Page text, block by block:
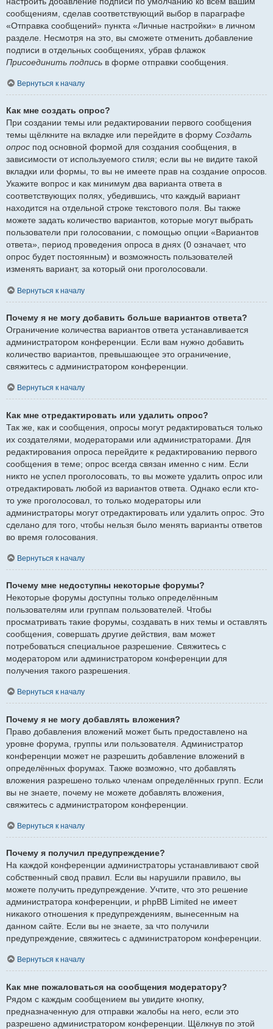
сообщениям, сделав соответствующий выбор в параграфе
«Отправка сообщений» пункта «Личные настройки» в личном
разделе. Несмотря на это, вы сможете отменить добавление
подписи в отдельных сообщениях, убрав флажок
Присоединить подпись в форме отправки сообщения.
Вернуться к началу
Как мне создать опрос?
При создании темы или редактировании первого сообщения
темы щёлкните на вкладке или перейдите в форму Создать
опрос под основной формой для создания сообщения, в
зависимости от используемого стиля; если вы не видите такой
вкладки или формы, то вы не имеете прав на создание опросов.
Укажите вопрос и как минимум два варианта ответа в
соответствующих полях, убедившись, что каждый вариант
находится на отдельной строке текстового поля. Вы также
можете задать количество вариантов, которые могут выбрать
пользователи при голосовании, с помощью опции «Вариантов
ответа», период проведения опроса в днях (0 означает, что
опрос будет постоянным) и возможность пользователей
изменять вариант, за который они проголосовали.
Вернуться к началу
Почему я не могу добавить больше вариантов ответа?
Ограничение количества вариантов ответа устанавливается
администратором конференции. Если вам нужно добавить
количество вариантов, превышающее это ограничение,
свяжитесь с администратором конференции.
Вернуться к началу
Как мне отредактировать или удалить опрос?
Так же, как и сообщения, опросы могут редактироваться только
их создателями, модераторами или администраторами. Для
редактирования опроса перейдите к редактированию первого
сообщения в теме; опрос всегда связан именно с ним. Если
никто не успел проголосовать, то вы можете удалить опрос или
отредактировать любой из вариантов ответа. Однако если кто-
то уже проголосовал, то только модераторы или
администраторы могут отредактировать или удалить опрос. Это
сделано для того, чтобы нельзя было менять варианты ответов
во время голосования.
Вернуться к началу
Почему мне недоступны некоторые форумы?
Некоторые форумы доступны только определённым
пользователям или группам пользователей. Чтобы
просматривать такие форумы, создавать в них темы и оставлять
сообщения, совершать другие действия, вам может
потребоваться специальное разрешение. Свяжитесь с
модератором или администратором конференции для
получения такого разрешения.
Вернуться к началу
Почему я не могу добавлять вложения?
Право добавления вложений может быть предоставлено на
уровне форума, группы или пользователя. Администратор
конференции может не разрешить добавление вложений в
определённых форумах. Также возможно, что добавлять
вложения разрешено только членам определённых групп. Если
вы не знаете, почему не можете добавлять вложения,
свяжитесь с администратором конференции.
Вернуться к началу
Почему я получил предупреждение?
На каждой конференции администраторы устанавливают свой
собственный свод правил. Если вы нарушили правило, вы
можете получить предупреждение. Учтите, что это решение
администратора конференции, и phpBB Limited не имеет
никакого отношения к предупреждениям, вынесенным на
данном сайте. Если вы не знаете, за что получили
предупреждение, свяжитесь с администратором конференции.
Вернуться к началу
Как мне пожаловаться на сообщения модератору?
Рядом с каждым сообщением вы увидите кнопку,
предназначенную для отправки жалобы на него, если это
разрешено администратором конференции. Щёлкнув по этой